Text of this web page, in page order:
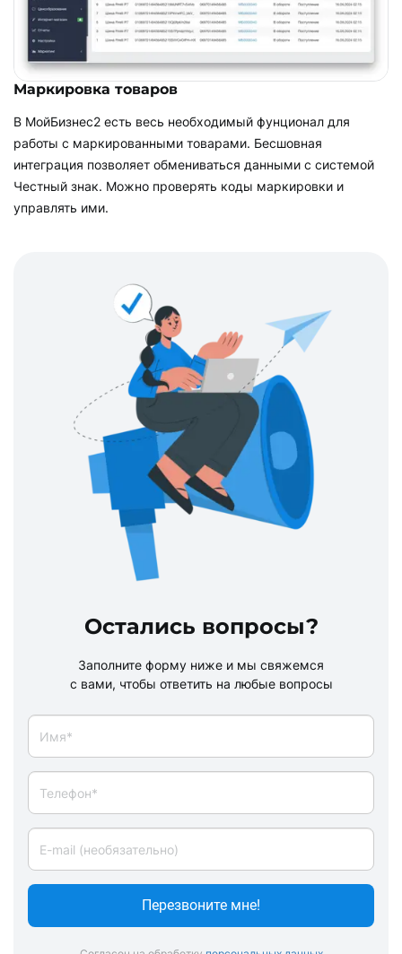
Маркировка товаров
В МойБизнес2 есть весь необходимый фунционал для
работы с маркированными товарами. Бесшовная
интеграция позволяет обмениваться данными с системой
Честный знак. Можно проверять коды маркировки и
управлять ими.
Остались вопросы?
Заполните форму ниже и мы свяжемся
с вами, чтобы ответить на любые вопросы
Перезвоните мне!